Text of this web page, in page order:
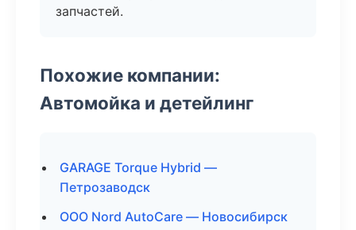
запчастей.
Похожие компании:
Автомойка и детейлинг
GARAGE Torque Hybrid —
Петрозаводск
ООО Nord AutoCare — Новосибирск